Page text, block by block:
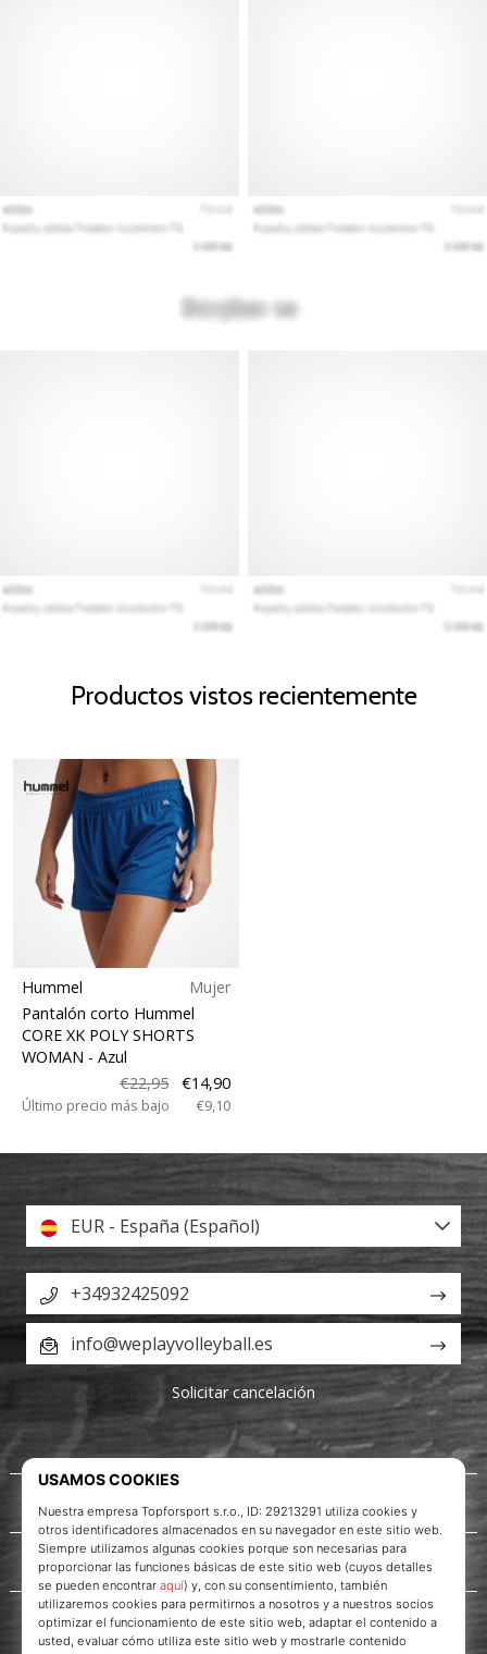
Productos vistos recientemente
Hummel
Mujer
Pantalón corto Hummel
CORE XK POLY SHORTS
WOMAN - Azul
€22,95
€14,90
Último precio más bajo €9,10
Acerca de nosotros
Servicio al cliente
EUR - España (Español)
+34932425092
info@weplayvolleyball.es
Solicitar cancelación